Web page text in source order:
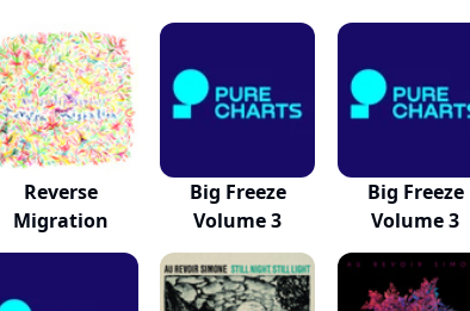
Reverse
Migration
Big Freeze
Volume 3
Big Freeze
Volume 3